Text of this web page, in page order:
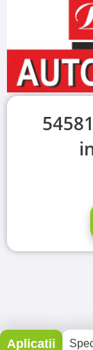
Aplicatii